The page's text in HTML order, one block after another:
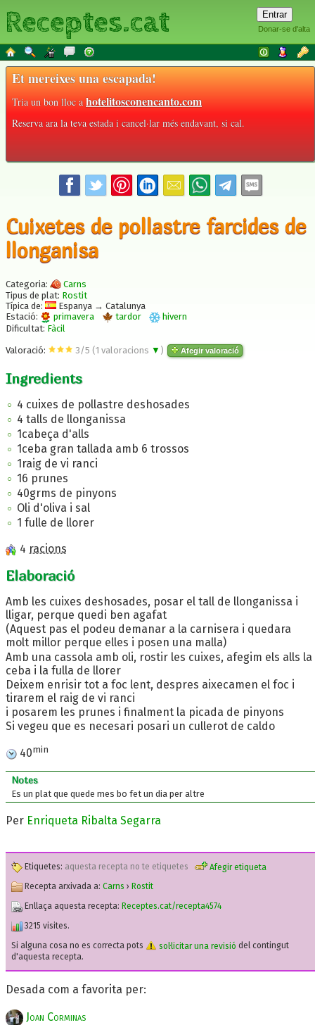
Donar-se d'alta
Receptes.cat
Et mereixes una escapada!
Tria un bon lloc ahotelitosconencanto.com
Reserva ara la teva estada i cancel·lar més endavant, si cal.
Cuixetes de pollastre farcides de
llonganisa
Categoria:
Carns
Tipus de plat: Rostit
Típica de:
Espanya → Catalunya
Estació:
primavera tardor
hivern
Dificultat: Fàcil
Valoració: 3 /5 (1 valoracions ▼ ) Afegir valoració
Ingredients
4 cuixes de pollastre deshosades
4 talls de llonganissa
1cabeça d'alls
1ceba gran tallada amb 6 trossos
1raig de vi ranci
16 prunes
40grms de pinyons
Oli d'oliva i sal
1 fulle de llorer
4 racions
Elaboració
Amb les cuixes deshosades, posar el tall de llonganissa i
lligar, perque quedi ben agafat
(Aquest pas el podeu demanar a la carnisera i quedara
molt millor perque elles i posen una malla)
Amb una cassola amb oli, rostir les cuixes, afegim els alls la
ceba i la fulla de llorer
Deixem enrisir tot a foc lent, despres aixecamen el foc i
tirarem el raig de vi ranci
i posarem les prunes i finalment la picada de pinyons
Si vegeu que es necesari posari un cullerot de caldo
40min
Notes
Es un plat que quede mes bo fet un dia per altre
Per Enriqueta Ribalta Segarra
Etiquetes: aquesta recepta no te etiquetes
Afegir etiqueta
Recepta arxivada a: Carns › Rostit
Enllaça aquesta recepta: Receptes.cat/recepta4574
3215 visites.
Si alguna cosa no es correcta pots
sol·licitar una revisió del contingut
d'aquesta recepta.
Desada com a favorita per:
Joan Corminas